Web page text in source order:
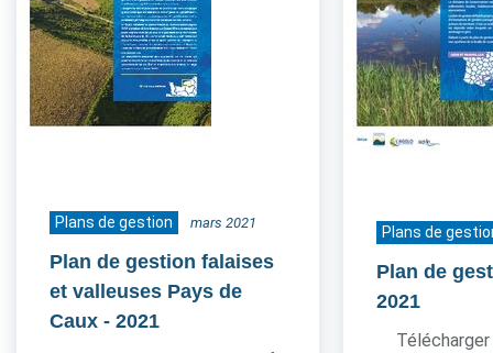
Plans de gestion mars 2021
Plan de gestion falaises
et valleuses Pays de
Caux - 2021
Plans de
Plan de
2021